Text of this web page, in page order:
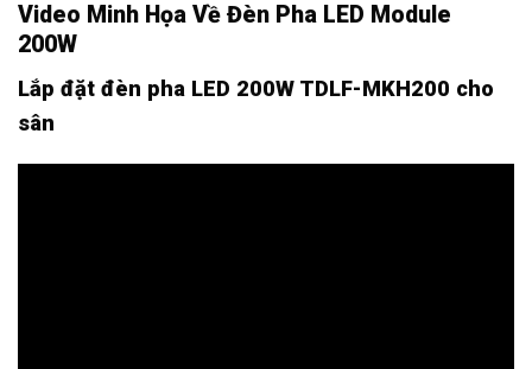
Video Minh Họa Về Đèn Pha LED Module
200W
Lắp đặt đèn pha LED 200W TDLF-MKH200 cho
sân